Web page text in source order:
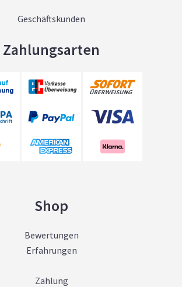
Geschäftskunden
Zahlungsarten
Shop
Bewertungen
Erfahrungen
Zahlung